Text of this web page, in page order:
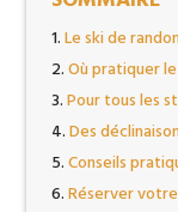
Le ski de
Où pratiquer
Pour tous les
Des
Conseils
Réserver